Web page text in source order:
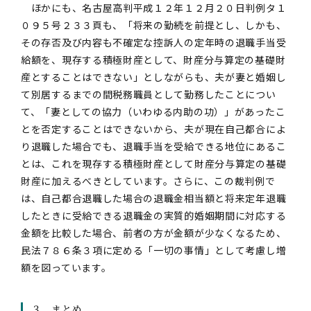
ほかにも、名古屋高判平成１２年１２月２０日判例タ１
０９５号２３３頁も、「将来の勤続を前提とし、しかも、
その存否及び内容も不確定な控訴人の定年時の退職手当受
給額を、現存する積極財産として、財産分与算定の基礎財
産とすることはできない」としながらも、夫が妻と婚姻し
て別居するまでの間税務職員として勤務したことについ
て、「妻としての協力（いわゆる内助の功）」があったこ
とを否定することはできないから、夫が現在自己都合によ
り退職した場合でも、退職手当を受給できる地位にあるこ
とは、これを現存する積極財産として財産分与算定の基礎
財産に加えるべきとしています。さらに、この裁判例で
は、自己都合退職した場合の退職金相当額と将来定年退職
したときに受給できる退職金の実質的婚姻期間に対応する
金額を比較した場合、前者の方が金額が少なくなるため、
民法７８６条３項に定める「一切の事情」として考慮し増
額を図っています。